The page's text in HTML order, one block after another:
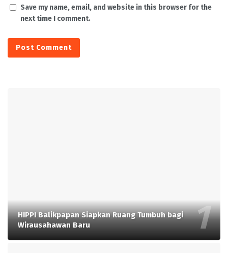
Save my name, email, and website in this browser for the
next time I comment.
HIPPI Balikpapan Siapkan Ruang Tumbuh bagi
Wirausahawan Baru